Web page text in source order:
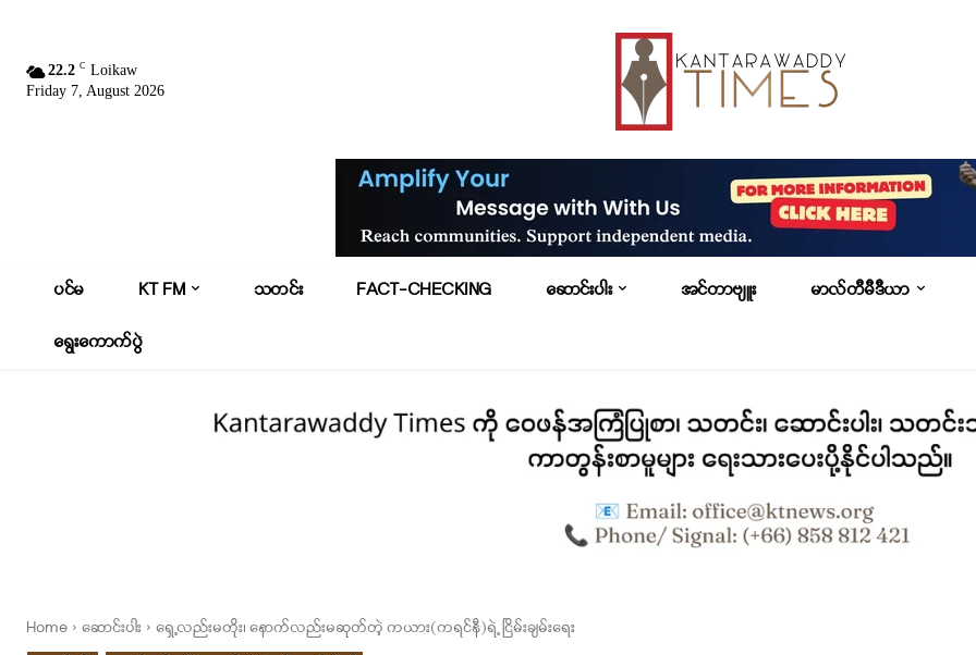
22.2 C Loikaw
Friday 7, August 2026
ပင်မ KT FM သတင်း FACT-CHECKING ဆောင်းပါး အင်တာဗျူး မာလ်တီမီဒီယာ
ရွေးကောက်ပွဲ
Home ဆောင်းပါး
ရှေ့လည်းမတိုး၊ နောက်လည်းမဆုတ်တဲ့ ကယား(ကရင်နီ)ရဲ့ ငြိမ်းချမ်းရေး